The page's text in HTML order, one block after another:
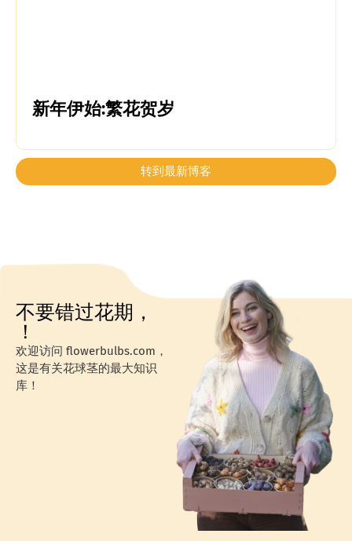
新年伊始:繁花贺岁
转到最新博客
不要错过花期，
！
欢迎访问 flowerbulbs.com，
这是有关花球茎的最大知识
库！